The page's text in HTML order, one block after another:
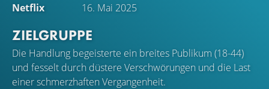
Netflix
16. Mai 2025
ZIELGRUPPE
Die Handlung begeisterte ein breites Publikum (18-44)
und fesselt durch düstere Verschwörungen und die Last
einer schmerzhaften Vergangenheit.